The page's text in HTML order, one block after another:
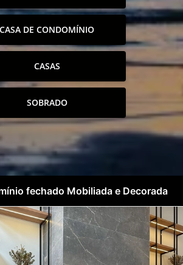
CASA DE CONDOMÍNIO
CASAS
SOBRADO
fechado Mobiliada e Decorada